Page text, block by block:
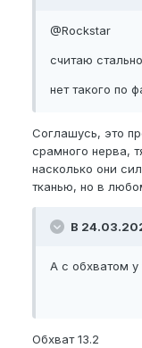
@Rockstar
считаю
нет такого по
Соглашусь, это
срамного нерва,
насколько они
тканью, но в
В
А с обхватом у
Обхват 13.2